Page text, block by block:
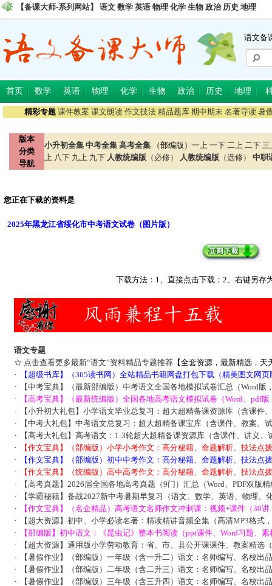
【备课大师-系列网站】 语文 数学 英语 物理 化学 生物 政治 历史 地理
语文备
首页 数学 英语 物理 化学 生物 政治 历史 地理
精彩专题 课件教案 课文朗读 作文技法 精品题库 期中期末 名著导读 暑
版本
分类
导航
小升初全集 中考全集 高考全集 （部编版） 一上 一下 二上 二下 三
上 八下 九上 九下 人教统编版 （必修） 人教统编版 （选修） 中职
您正在下载的资料是
2025年黑龙江省绥化市中考语文试卷（图片版）
下载方法：1、直接点击下载；2、右键另存
语文专题
☆ 点击查看更多最新“语文”资料精品专题推荐【全套资源，最新精选，天
·
【超级书库】（365读书网）全站精品书籍网盘打包下载（精美图文网
·
【中考宝典】（最新部编版）中考语文全国各地模拟试卷汇总（Word版
·
【高考宝典】（最新统编版）全国各地高考语文模拟试卷（Word、pdf
·
【小升初大礼包】小学语文毕业总复习：超大超精备课资源库（含课件
·
【中考大礼包】中考语文总复习：超大超精备课宝库（含课件、教案、
·
【高考大礼包】高考语文：1-3轮超大超精备课资源库（含课件、讲义、
·
【作文宝典】（部编版）小学小考作文：高分秘籍、命题解析、技法点
·
【作文宝典】（部编版）初中中考作文：高分秘籍、命题解析、技法点
·
【作文宝典】（统编版）高中高考作文：高分秘籍、命题解析、技法点
·
【高考真题】2026届全国各地高考真题（9门）汇总（Word、PDF双版
·
【学霸秘籍】备战2027新中考暑期早复习（语文、数学、英语、物理、
·
【作文宝典】（名企精品）高考语文名师作文冲刺课：视频+课件（30
·
【超大资源】初中、小学必读名著：精读精讲音频全集（高清MP3格式
·
【部编版】初中语文：《昆虫记》整本书阅读（ppt课件、Word习题、素
·
【超大资源】通用版小学劳动教育：省、市、县公开课课件、教案精选
·
【暑假作业】（部编版）一年级（含一升二）语文：名师编写、名校出
·
【暑假作业】（部编版）二年级（含二升三）语文：名师编写、名校出
·
【暑假作业】（部编版）三年级（含三升四）语文：名师编写、名校出